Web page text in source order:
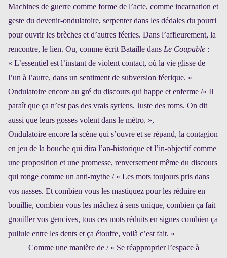
Machines de guerre comme forme de l’acte, comme incarnation et
geste du devenir-ondulatoire, serpenter dans les dédales du pourri
pour ouvrir les brèches et d’autres féeries. Dans l’affleurement, la
rencontre, le lien. Ou, comme écrit Bataille dans Le Coupable :
« L’essentiel est l’instant de violent contact, où la vie glisse de
l’un à l’autre, dans un sentiment de subversion féerique. »
Ondulatoire encore au gré du discours qui happe et enferme /« Il
paraît que ça n’est pas des vrais syriens. Juste des roms. On dit
aussi que leurs gosses volent dans le métro. »,
Ondulatoire encore la scène qui s’ouvre et se répand, la contagion
en jeu de la bouche qui dira l’an-historique et l’in-objectif comme
une proposition et une promesse, renversement même du discours
qui ronge comme un anti-mythe / « Les mots toujours pris dans
vos nasses. Et combien vous les mastiquez pour les réduire en
bouillie, combien vous les mâchez à sens unique, combien ça fait
grouiller vos gencives, tous ces mots réduits en signes combien ça
pullule entre les dents et ça étouffe, voilà c’est fait. »
Comme une manière de / « Se réapproprier l’espace à